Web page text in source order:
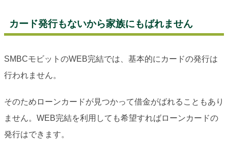
カード発行もないから家族にもばれません
SMBCモビットのWEB完結では、基本的にカードの発行は
行われません。
そのためローンカードが見つかって借金がばれることもあり
ません。WEB完結を利用しても希望すればローンカードの
発行はできます。